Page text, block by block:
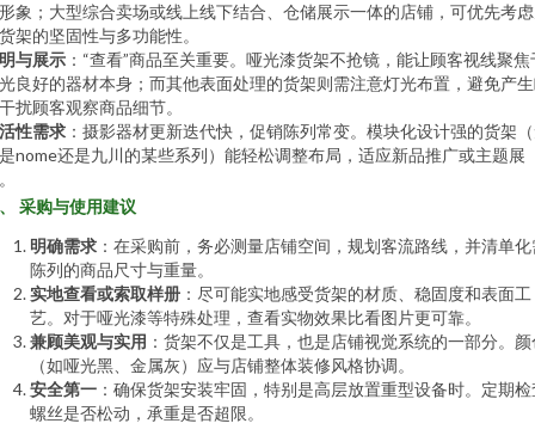
象；大型综合卖场或线上线下结合、仓储展示一体的店铺，可优先考
架的坚固性与多功能性。
与展示 ：“查看”商品至关重要。哑光漆货架不抢镜，能让顾客视线聚焦
良好的器材本身；而其他表面处理的货架则需注意灯光布置，避免产
扰顾客观察商品细节。
性需求 ：摄影器材更新迭代快，促销陈列常变。模块化设计强的货架
nome还是九川的某些系列）能轻松调整布局，适应新品推广或主题展
采购与使用建议
明确需求 ：在采购前，务必测量店铺空间，规划客流路线，并清单化
陈列的商品尺寸与重量。
实地查看或索取样册 ：尽可能实地感受货架的材质、稳固度和表面工
艺。对于哑光漆等特殊处理，查看实物效果比看图片更可靠。
兼顾美观与实用 ：货架不仅是工具，也是店铺视觉系统的一部分。颜
（如哑光黑、金属灰）应与店铺整体装修风格协调。
安全第一 ：确保货架安装牢固，特别是高层放置重型设备时。定期检
螺丝是否松动，承重是否超限。